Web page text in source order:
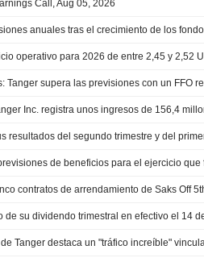
Call, Aug 05, 2026